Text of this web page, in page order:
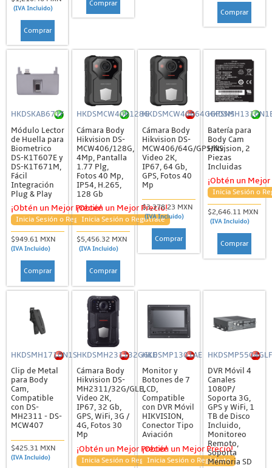
(IVA Incluido)
Comprar
Comprar
Comprar
HKDSKAB671F
Módulo Lector
de Huella para
Biometrico
DS-K1T607E y
DS-K1T671M,
Fácil
Integración
Plug & Play
¡Obtén un Mejor Precio!
Inicia Sesión o Regístrate
$949.61 MXN
(IVA Incluido)
Comprar
HKDSMCW406128G
Cámara Body
Hikvision DS-
MCW406/128G,
4Mp, Pantalla
1.77 Plg,
Fotos 40 Mp,
IP54, H.265,
128 Gb
¡Obtén un Mejor Precio!
Inicia Sesión o Regístrate
$5,456.32 MXN
(IVA Incluido)
Comprar
HKDSMCW40664GGPSNS
Cámara Body
Hikvision DS-
MCW406/64G/GPS/NS,
Video 2K,
IP67, 64 Gb,
GPS, Fotos 40
Mp
$3,378.23 MXN
(IVA Incluido)
Comprar
Batería para
Body Cam
Hikvision, 2
Piezas
Incluidas
¡Obtén un
Inicia Sesión o
$2,646.11 MXN
(IVA Incluido)
Comprar
HKDSMH1710N1S
Clip de Metal
para Body
Cam,
Compatible
con DS-
MH2311 - DS-
MCW407
$425.31 MXN
(IVA Incluido)
HKDSMH231132GGLE
Cámara Body
Hikvision DS-
MH2311/32G/GLE,
Video 2K,
IP67, 32 Gb,
GPS, WiFi, 3G /
4G, Fotos 30
Mp
¡Obtén un Mejor Precio!
Inicia Sesión o Regístrate
HKDSMP1301AE
Monitor y
Botones de 7
LCD,
Compatible
con DVR Móvil
HIKVISION,
Conector Tipo
Aviación
¡Obtén un Mejor Precio!
Inicia Sesión o Regístrate
DVR Móvil 4
Canales
1080P/
Soporta 3G,
GPS y WiFi, 1
TB de Disco
Incluido,
Monitoreo
Remoto,
Soporta
Memoria SD